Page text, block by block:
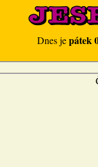
Dnes jepátek